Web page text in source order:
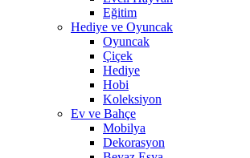
Eğitim
Hediye ve Oyuncak
Oyuncak
Çiçek
Hediye
Hobi
Koleksiyon
Ev ve Bahçe
Mobilya
Dekorasyon